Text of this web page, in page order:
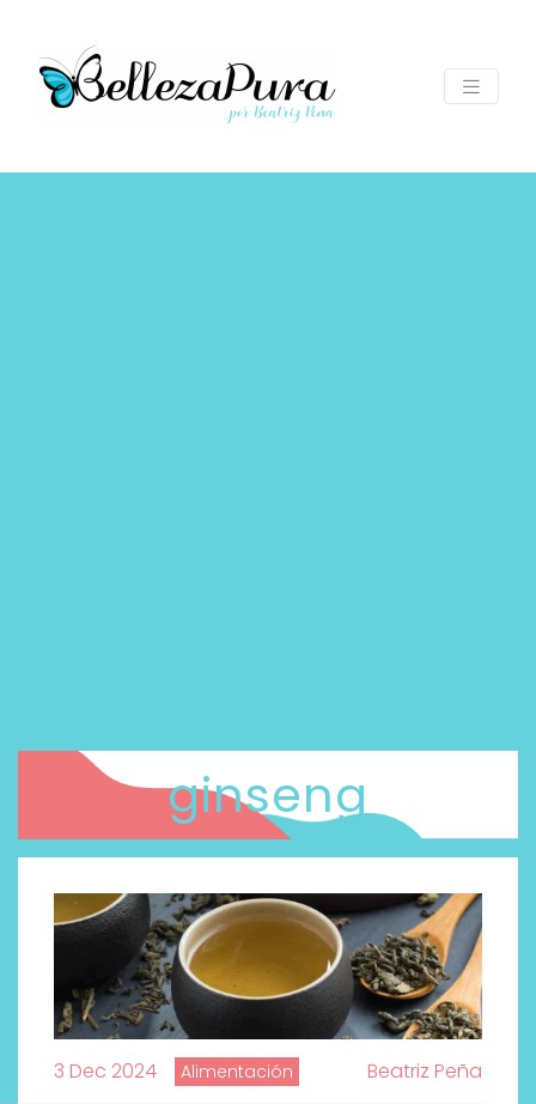
ginseng
3 Dec 2024 Alimentación Beatriz Peña